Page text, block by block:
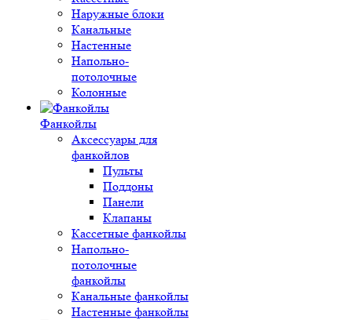
Наружные блоки
Канальные
Настенные
Напольно-
потолочные
Колонные
Фанкойлы
Аксессуары для
фанкойлов
Пульты
Поддоны
Панели
Клапаны
Кассетные фанкойлы
Напольно-
потолочные
фанкойлы
Канальные фанкойлы
Настенные фанкойлы